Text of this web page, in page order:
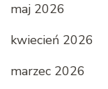
maj 2026
kwiecień 2026
marzec 2026